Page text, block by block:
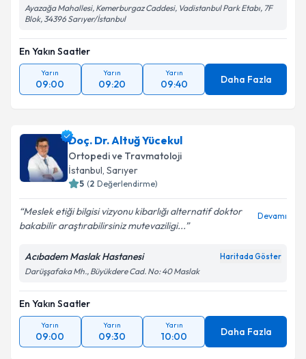
Ayazağa Mahallesi, Kemerburgaz Caddesi, Vadistanbul Park Etabı, 7F
Blok, 34396 Sarıyer/İstanbul
En Yakın Saatler
Yarın
09:00
Yarın
09:20
Yarın
09:40 Daha Fazla
Doç. Dr. Altuğ Yücekul
Ortopedi ve Travmatoloji
İstanbul, Sarıyer
5 (2 Değerlendirme)
Meslek etiği bilgisi vizyonu kibarlığı alternatif doktor
bakabilir araştırabilirsiniz mutevaziligi...
Devamı
Acıbadem Maslak Hastanesi Haritada Göster
Darüşşafaka Mh., Büyükdere Cad. No: 40 Maslak
En Yakın Saatler
Yarın
09:00
Yarın
09:30
Yarın
10:00 Daha Fazla